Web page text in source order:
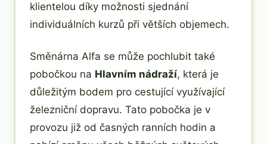
klientelou díky možnosti sjednání
individuálních kurzů při větších objemech.
Směnárna Alfa se může pochlubit také
pobočkou na Hlavním nádraží, která je
důležitým bodem pro cestující využívající
železniční dopravu. Tato pobočka je v
provozu již od časných ranních hodin a